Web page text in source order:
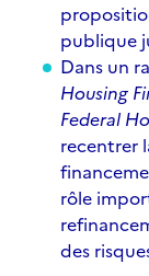
publique
Dans un
Housing
Federal
recentrer
rôle
des